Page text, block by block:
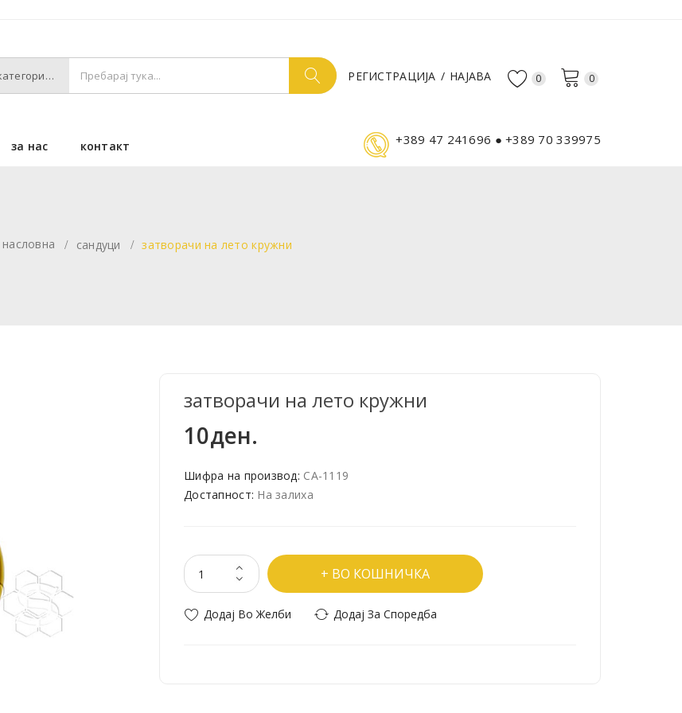
РЕГИСТРАЦИЈА НАЈАВА 0
0
Изберете категории
за нас контакт +389 47 241696 ● +389 70 339975
насловна сандуци затворачи на лето кружни
затворачи на лето кружни
10ден.
Шифра на производ: СА-1119
Достапност: На залиха
ВО КОШНИЧКА
Додај Во Желби Додај За Споредба